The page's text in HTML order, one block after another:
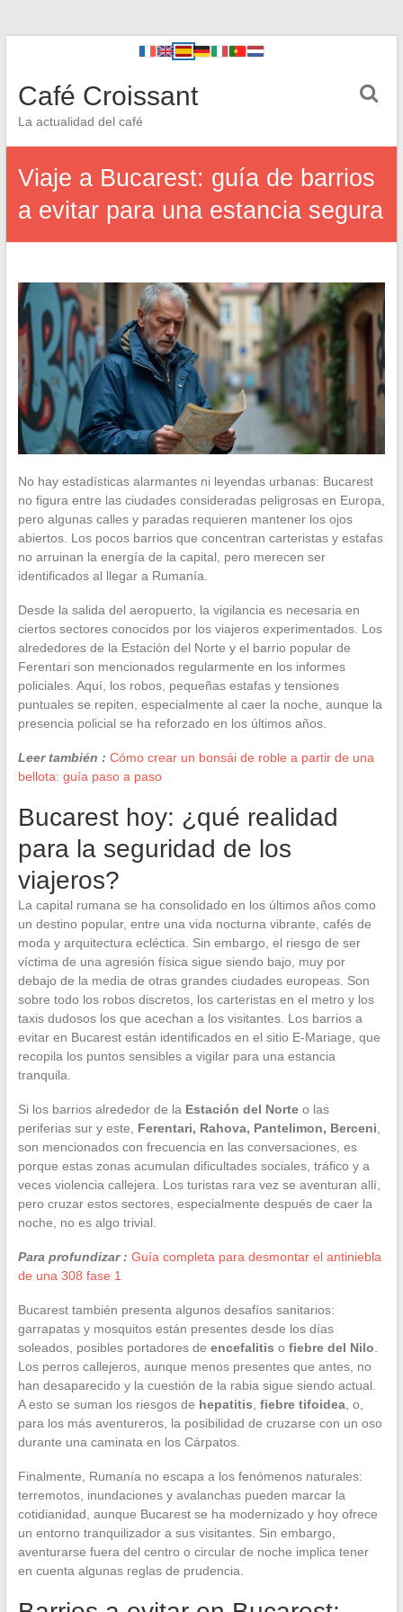
Café Croissant
La actualidad del café
Viaje a Bucarest: guía de barrios
a evitar para una estancia segura
No hay estadísticas alarmantes ni leyendas urbanas: Bucarest
no figura entre las ciudades consideradas peligrosas en Europa,
pero algunas calles y paradas requieren mantener los ojos
abiertos. Los pocos barrios que concentran carteristas y estafas
no arruinan la energía de la capital, pero merecen ser
identificados al llegar a Rumanía.
Desde la salida del aeropuerto, la vigilancia es necesaria en
ciertos sectores conocidos por los viajeros experimentados. Los
alrededores de la Estación del Norte y el barrio popular de
Ferentari son mencionados regularmente en los informes
policiales. Aquí, los robos, pequeñas estafas y tensiones
puntuales se repiten, especialmente al caer la noche, aunque la
presencia policial se ha reforzado en los últimos años.
Leer también : Cómo crear un bonsái de roble a partir de una
bellota: guía paso a paso
Bucarest hoy: ¿qué realidad
para la seguridad de los
viajeros?
La capital rumana se ha consolidado en los últimos años como
un destino popular, entre una vida nocturna vibrante, cafés de
moda y arquitectura ecléctica. Sin embargo, el riesgo de ser
víctima de una agresión física sigue siendo bajo, muy por
debajo de la media de otras grandes ciudades europeas. Son
sobre todo los robos discretos, los carteristas en el metro y los
taxis dudosos los que acechan a los visitantes. Los barrios a
evitar en Bucarest están identificados en el sitio E-Mariage, que
recopila los puntos sensibles a vigilar para una estancia
tranquila.
Si los barrios alrededor de la Estación del Norteo las
periferias sur y este, Ferentari, Rahova, Pantelimon, Berceni
son mencionados con frecuencia en las conversaciones, es
porque estas zonas acumulan dificultades sociales, tráfico y a
veces violencia callejera. Los turistas rara vez se aventuran allí,
pero cruzar estos sectores, especialmente después de caer la
noche, no es algo trivial.
Para profundizar : Guía completa para desmontar el antiniebla
de una 308 fase 1
Bucarest también presenta algunos desafíos sanitarios:
garrapatas y mosquitos están presentes desde los días
soleados, posibles portadores de encefalitis o fiebre del Nilo
Los perros callejeros, aunque menos presentes que antes, no
han desaparecido y la cuestión de la rabia sigue siendo actual.
A esto se suman los riesgos de hepatitis fiebre tifoidea, o,
para los más aventureros, la posibilidad de cruzarse con un oso
durante una caminata en los Cárpatos.
Finalmente, Rumanía no escapa a los fenómenos naturales:
terremotos, inundaciones y avalanchas pueden marcar la
cotidianidad, aunque Bucarest se ha modernizado y hoy ofrece
un entorno tranquilizador a sus visitantes. Sin embargo,
aventurarse fuera del centro o circular de noche implica tener
en cuenta algunas reglas de prudencia.